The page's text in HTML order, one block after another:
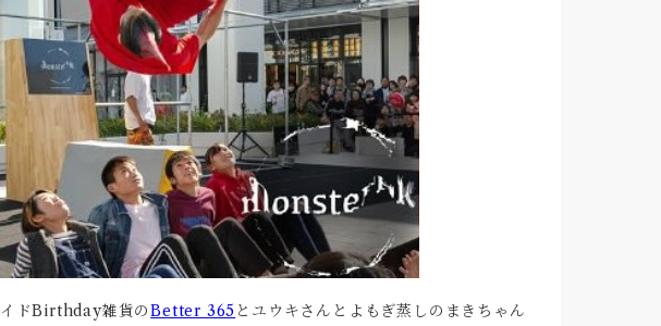
ドBirthday雑貨のBetter 365 とユウキさんとよもぎ蒸しのまきちゃん